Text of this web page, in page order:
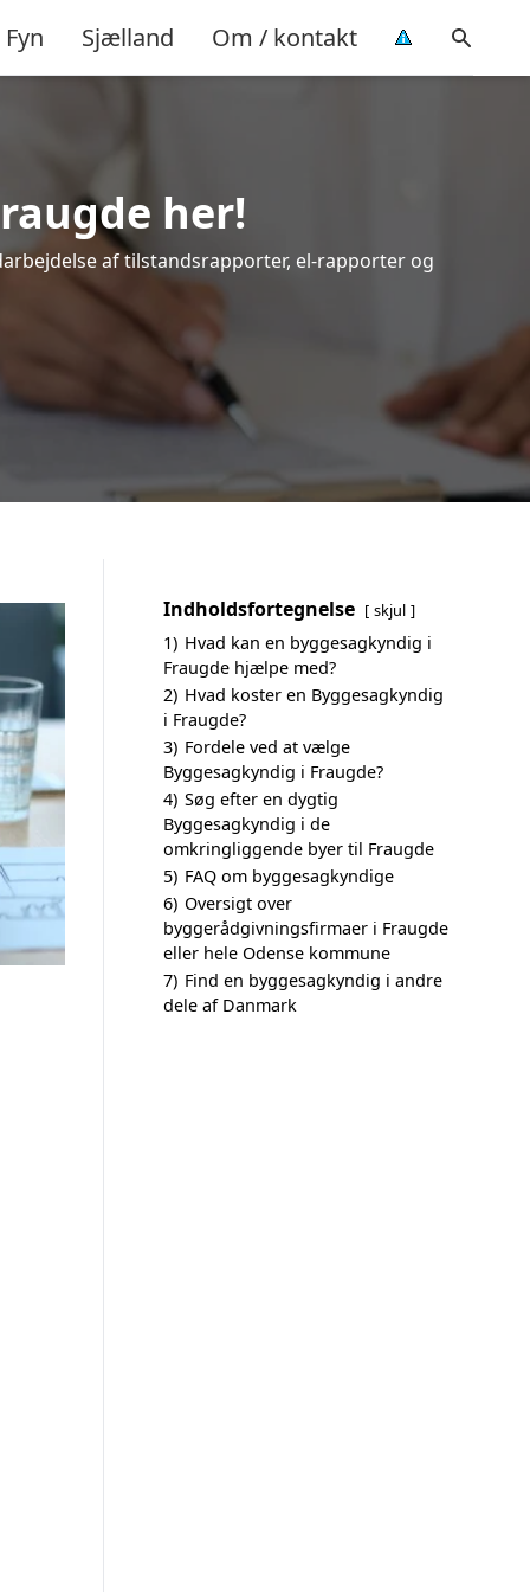
Fyn Sjælland Om / kontakt
her!
af tilstandsrapporter, el-rapporter og
Indholdsfortegnelse skjul
1) Hvad kan en byggesagkyndig i
Fraugde hjælpe med?
2) Hvad koster en Byggesagkyndig
i Fraugde?
3) Fordele ved at vælge
Byggesagkyndig i Fraugde?
4) Søg efter en dygtig
Byggesagkyndig i de
omkringliggende byer til Fraugde
5) FAQ om byggesagkyndige
6) Oversigt over
byggerådgivningsfirmaer i Fraugde
eller hele Odense kommune
7) Find en byggesagkyndig i andre
dele af Danmark